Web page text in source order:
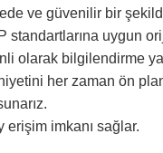
ve güvenilir bir
standartlarına uygun
olarak bilgilendirme
her zaman ön
erişim imkanı sağlar.